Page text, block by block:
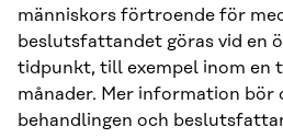
människors förtroende för
beslutsfattandet göras vid en
tidpunkt, till exempel inom en
månader. Mer information bör
behandlingen och